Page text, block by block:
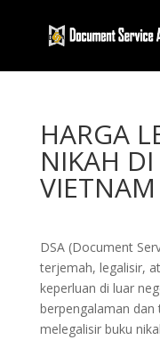
HARGA
NIKAH
VIETNAM
DSA (Document
terjemah, legalisir,
keperluan di luar
berpengalaman dan
melegalisir buku